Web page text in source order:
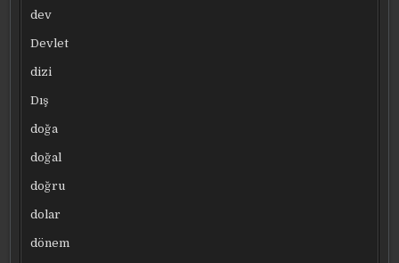
dev
Devlet
dizi
Dış
doğa
doğal
doğru
dolar
dönem